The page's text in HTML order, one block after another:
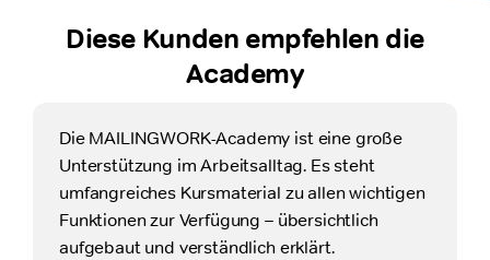
Diese Kunden empfehlen die
Academy
Die MAILINGWORK-Academy ist eine große
Unterstützung im Arbeitsalltag. Es steht
umfangreiches Kursmaterial zu allen wichtigen
Funktionen zur Verfügung – übersichtlich
aufgebaut und verständlich erklärt.
Wir betreuen insgesamt acht Publisher-Brands
und deren Newsletter mithilfe von
MAILINGWORK. Ich hatte ein konkretes
Problem mit dem Bounce Management der
umfangreichen Verteiler und war mir unsicher,